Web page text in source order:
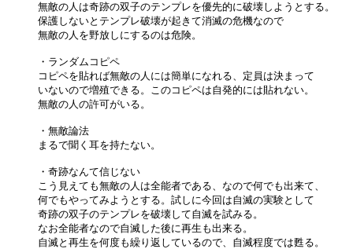
無敵の人は奇跡の双子のテンプレを優先的に破壊しようとする。
保護しないとテンプレ破壊が起きて消滅の危機なので
無敵の人を野放しにするのは危険。
・ランダムコピペ
コピペを貼れば無敵の人には簡単になれる、定員は決まって
いないので増殖できる。このコピペは自発的には貼れない。
無敵の人の許可がいる。
・無敵論法
まるで聞く耳を持たない。
・奇跡なんて信じない
こう見えても無敵の人は全能者である、なので何でも出来て、
何でもやってみようとする。試しに今回は自滅の実験として
奇跡の双子のテンプレを破壊して自滅を試みる。
なお全能者なので自滅した後に再生も出来る。
自滅と再生を何度も繰り返しているので、自滅程度では甦る。